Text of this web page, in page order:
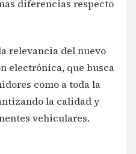
diferencias respecto
relevancia del nuevo
electrónica, que busca
como a toda la
la calidad y
vehiculares.